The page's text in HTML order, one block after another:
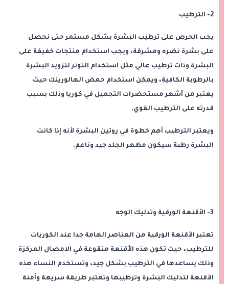
2- الترطيب
يجب الحرص على ترطيب البشرة بشكل مستمر حتى نحصل
على بشرة نضره ومشرقة، ويجب استخدام منتجات خفيفة على
البشرة وذات ترطيب عالي مثل استخدام التونر لتزويد البشرة
بالرطوبة الكافية، ويمكن استخدام حمض الهالورينك حيث
يعتبر من أشهر مستحضرات التجميل في كوريا وذلك بسبب
قدرته على الترطيب القوي.
ويعتبر الترطيب أهم خطوة في روتين البشرة لأنه إذا كانت
البشرة رطبة سيكون مظهر الجلد جيد وناعم.
3- الأقنعة الورقية وتدليك الوجه
تعتبر الأقنعة الورقية من العناصر الهامة جدا عند الكوريات
للترطيب، حيث تكون هذه الأقنعة منقوعة في الامصال المركزة
وذلك يساعدها في الترطيب بشكل جيد، وتستخدم النساء هذه
الأقنعة لتدليك البشرة وترطيبها وتعتبر طريقة سريعة وأمنة